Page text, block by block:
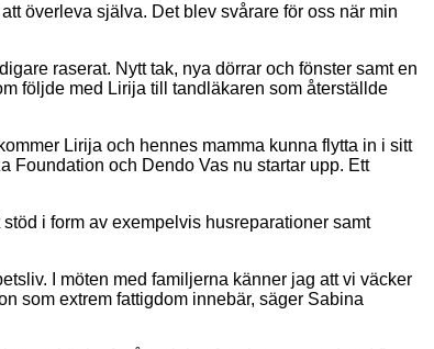
överleva själva. Det blev svårare för oss när min
raserat. Nytt tak, nya dörrar och fönster samt en
följde med Lirija till tandläkaren som återställde
Lirija och hennes mamma kunna flytta in i sitt
Foundation och Dendo Vas nu startar upp. Ett
i form av exempelvis husreparationer samt
I möten med familjerna känner jag att vi väcker
som extrem fattigdom innebär, säger Sabina